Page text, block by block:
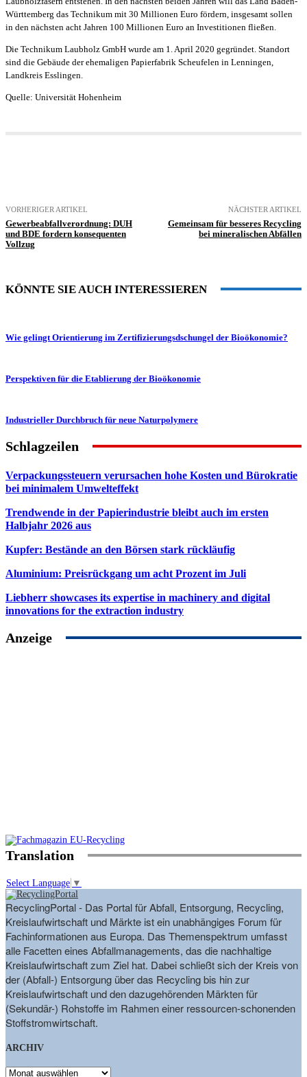
Württemberg das Technikum mit 30 Millionen Euro fördern, insgesamt sollen
in den nächsten acht Jahren 100 Millionen Euro an Investitionen fließen.
Die Technikum Laubholz GmbH wurde am 1. April 2020 gegründet. Standort
sind die Gebäude der ehemaligen Papierfabrik Scheufelen in Lenningen,
Landkreis Esslingen.
Quelle: Universität Hohenheim
VORHERIGER ARTIKEL
Gewerbeabfallverordnung: DUH
und BDE fordern konsequenten
Vollzug
NÄCHSTER ARTIKEL
Gemeinsam für besseres Recycling
bei mineralischen Abfällen
KÖNNTE SIE AUCH INTERESSIEREN
Wie gelingt Orientierung im Zertifizierungsdschungel der Bioökonomie?
Perspektiven für die Etablierung der Bioökonomie
Industrieller Durchbruch für neue Naturpolymere
Schlagzeilen
Verpackungssteuern verursachen hohe Kosten und Bürokratie
bei minimalem Umwelteffekt
Trendwende in der Papierindustrie bleibt auch im ersten
Halbjahr 2026 aus
Kupfer: Bestände an den Börsen stark rückläufig
Aluminium: Preisrückgang um acht Prozent im Juli
Liebherr showcases its expertise in machinery and digital
innovations for the extraction industry
Anzeige
Translation
Select Language ▼
RecyclingPortal - Das Portal für Abfall, Entsorgung, Recycling,
Kreislaufwirtschaft und Märkte ist ein unabhängiges Forum für
Fachinformationen aus Europa. Das Themenspektrum umfasst
alle Facetten eines Abfallmanagements, das die nachhaltige
Kreislaufwirtschaft zum Ziel hat. Dabei schließt sich der Kreis von
der (Abfall-) Entsorgung über das Recycling bis hin zur
Kreislaufwirtschaft und den dazugehörenden Märkten für
(Sekundär-) Rohstoffe im Rahmen einer ressourcen-schonenden
Stoffstromwirtschaft.
ARCHIV
ARCHIV